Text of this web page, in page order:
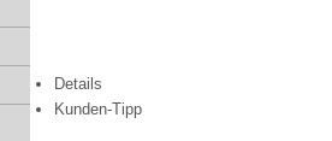
Details
Kunden-Tipp